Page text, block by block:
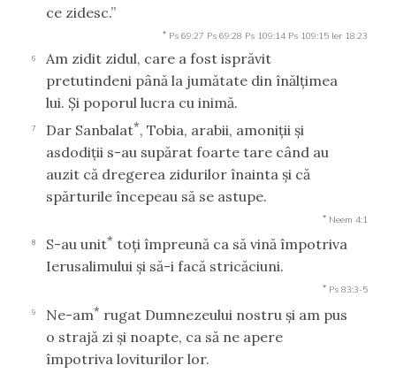
ce zidesc.”
* Ps 69:27 Ps 69:28 Ps 109:14 Ps 109:15 Ier 18:23
6
Am zidit zidul, care a fost isprăvit
pretutindeni până la jumătate din înălţimea
lui. Şi poporul lucra cu inimă.
7 Dar Sanbalat*, Tobia, arabii, amoniţii şi
asdodiţii s-au supărat foarte tare când au
auzit că dregerea zidurilor înainta şi că
spărturile începeau să se astupe.
* Neem 4:1
8 S-au unit* toţi împreună ca să vină împotriva
Ierusalimului şi să-i facă stricăciuni.
* Ps 83:3-5
9 Ne-am* rugat Dumnezeului nostru şi am pus
o strajă zi şi noapte, ca să ne apere
împotriva loviturilor lor.